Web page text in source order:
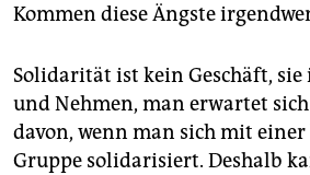
Kommen diese Ängste
Solidarität ist kein Geschäft, sie
und Nehmen, man erwartet
davon, wenn man sich mit
Gruppe solidarisiert. Deshalb